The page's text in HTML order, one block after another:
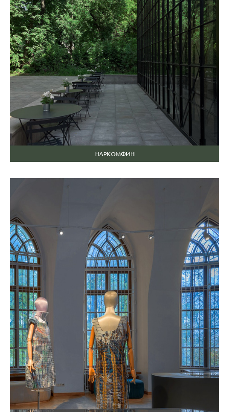
НАРКОМФИН